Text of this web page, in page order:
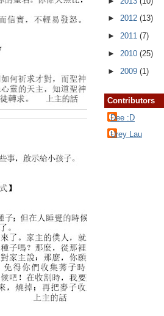
► 2012 (13)
► 2011 (7)
► 2010 (25)
► 2009 (1)
Contributors
Dee :D
Urey Lau